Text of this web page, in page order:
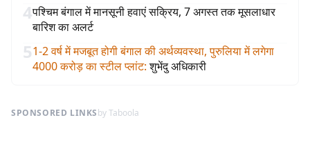
4पश्चिम बंगाल में मानसूनी हवाएं सक्रिय, 7 अगस्त तक मूसलाधार
बारिश का अलर्ट
51-2 वर्ष में मजबूत होगी बंगाल की अर्थव्यवस्था, पुरुलिया में लगेगा
4000 करोड़ का स्टील प्लांट: शुभेंदु अधिकारी
SPONSORED LINKSby Taboola